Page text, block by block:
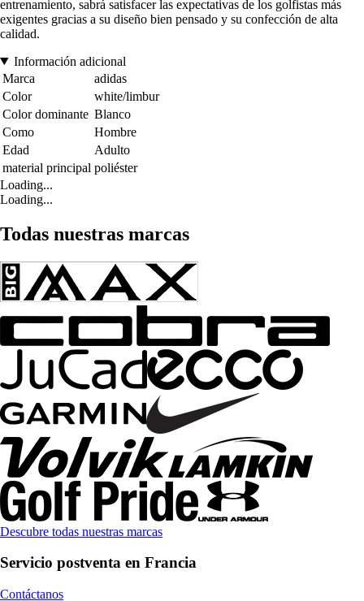
entrenamiento, sabrá satisfacer las expectativas de los golfistas más
exigentes gracias a su diseño bien pensado y su confección de alta
calidad.
Información adicional
Marca
adidas
Color
white/limbur
Color dominante Blanco
Como
Hombre
Edad
Adulto
material principal poliéster
Loading...
Loading...
Todas nuestras marcas
Descubre todas nuestras marcas
Servicio postventa en Francia
Contáctanos